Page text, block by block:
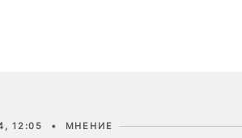
12:05 • МНЕНИЕ